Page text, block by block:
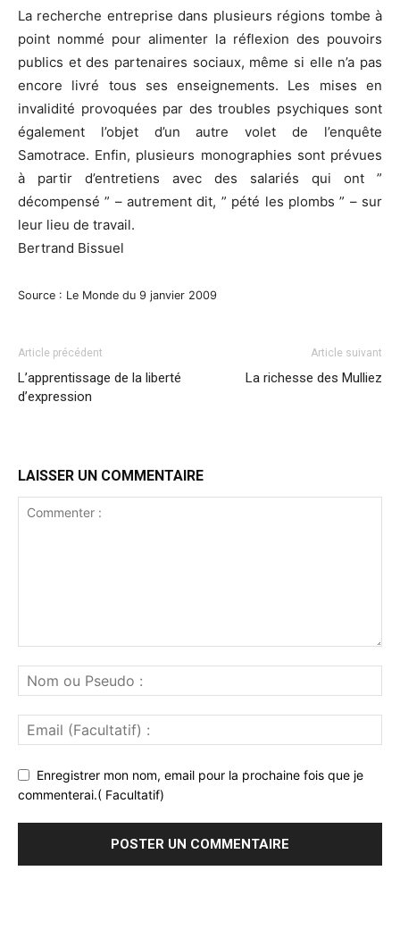
La recherche entreprise dans plusieurs régions tombe à
point nommé pour alimenter la réflexion des pouvoirs
publics et des partenaires sociaux, même si elle n’a pas
encore livré tous ses enseignements. Les mises en
invalidité provoquées par des troubles psychiques sont
également l’objet d’un autre volet de l’enquête
Samotrace. Enfin, plusieurs monographies sont prévues
à partir d’entretiens avec des salariés qui ont ”
décompensé ” – autrement dit, ” pété les plombs ” – sur
leur lieu de travail.
Bertrand Bissuel
Source : Le Monde du 9 janvier 2009
Article précédent
L’apprentissage de la liberté
d’expression
Article suivant
La richesse des Mulliez
LAISSER UN COMMENTAIRE
Enregistrer mon nom, email pour la prochaine fois que je
commenterai.( Facultatif)